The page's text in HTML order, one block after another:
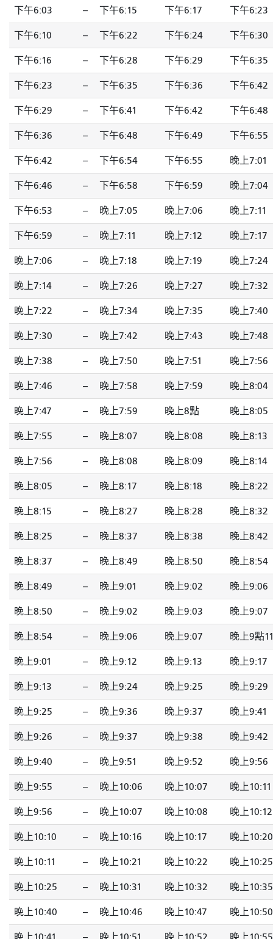
下午6:03 -- 下午6:15 下午6:17 下午6:23
下午6:10 -- 下午6:22 下午6:24 下午6:30
下午6:16 -- 下午6:28 下午6:29 下午6:35
下午6:23 -- 下午6:35 下午6:36 下午6:42
下午6:29 -- 下午6:41 下午6:42 下午6:48
下午6:36 -- 下午6:48 下午6:49 下午6:55
下午6:42 -- 下午6:54 下午6:55 晚上7:01
下午6:46 -- 下午6:58 下午6:59 晚上7:04
下午6:53 -- 晚上7:05 晚上7:06 晚上7:11
下午6:59 -- 晚上7:11 晚上7:12 晚上7:17
晚上7:06 -- 晚上7:18 晚上7:19 晚上7:24
晚上7:14 -- 晚上7:26 晚上7:27 晚上7:32
晚上7:22 -- 晚上7:34 晚上7:35 晚上7:40
晚上7:30 -- 晚上7:42 晚上7:43 晚上7:48
晚上7:38 -- 晚上7:50 晚上7:51 晚上7:56
晚上7:46 -- 晚上7:58 晚上7:59 晚上8:04
晚上7:47 -- 晚上7:59 晚上8點 晚上8:05
晚上7:55 -- 晚上8:07 晚上8:08 晚上8:13
晚上7:56 -- 晚上8:08 晚上8:09 晚上8:14
晚上8:05 -- 晚上8:17 晚上8:18 晚上8:22
晚上8:15 -- 晚上8:27 晚上8:28 晚上8:32
晚上8:25 -- 晚上8:37 晚上8:38 晚上8:42
晚上8:37 -- 晚上8:49 晚上8:50 晚上8:54
晚上8:49 -- 晚上9:01 晚上9:02 晚上9:06
晚上8:50 -- 晚上9:02 晚上9:03 晚上9:07
晚上8:54 -- 晚上9:06 晚上9:07 晚上9點
晚上9:01 -- 晚上9:12 晚上9:13 晚上9:17
晚上9:13 -- 晚上9:24 晚上9:25 晚上9:29
晚上9:25 -- 晚上9:36 晚上9:37 晚上9:41
晚上9:26 -- 晚上9:37 晚上9:38 晚上9:42
晚上9:40 -- 晚上9:51 晚上9:52 晚上9:56
晚上9:55 -- 晚上10:06 晚上10:07 晚上10:11
晚上9:56 -- 晚上10:07 晚上10:08 晚上10:12
晚上10:10 -- 晚上10:16 晚上10:17 晚上10:20
晚上10:11 -- 晚上10:21 晚上10:22 晚上10:25
晚上10:25 -- 晚上10:31 晚上10:32 晚上10:35
晚上10:40 -- 晚上10:46 晚上10:47 晚上10:50